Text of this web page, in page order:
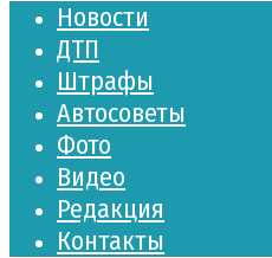
Новости
ДТП
Штрафы
Автосоветы
Фото
Видео
Редакция
Контакты